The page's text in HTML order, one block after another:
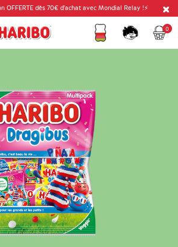
OFFERTE dès 70€ d'achat avec Mondial Relay !⚡
Fidélité
Compte
Panier
0